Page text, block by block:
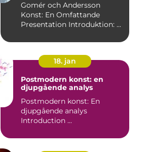
Gomér och Andersson
Konst: En Omfattande
Presentation Introduktion: ...
18. jan
Postmodern konst: en
djupgående analys
Postmodern konst: En
djupgående analys
Introduction ...